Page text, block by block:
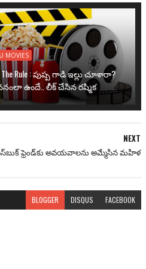
MOVIES
The Rule : పుష్ప గాడి ఇల్లు చూశారా?
ఉందే.. లీక్ చేసిన రష్మిక
NEXT
ఫ్రెండ్‌కు అవయవాలను అమ్మేసిన మహిళ
BLOGGER DISQUS FACEBOOK